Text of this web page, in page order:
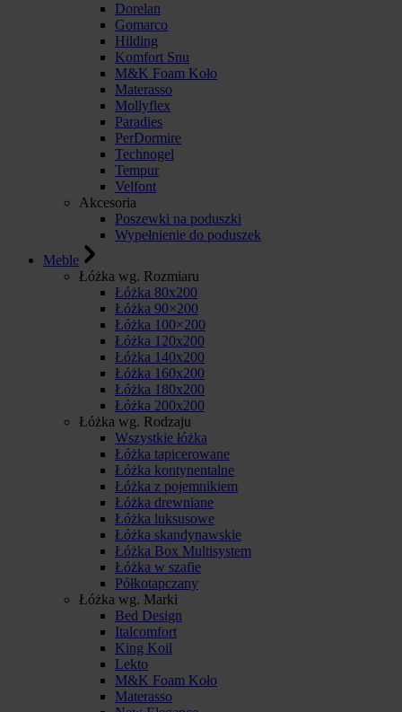
Dorelan
Gomarco
Hilding
Komfort Snu
M&K Foam Koło
Materasso
Mollyflex
Paradies
PerDormire
Technogel
Tempur
Velfont
Akcesoria
Poszewki na poduszki
Wypełnienie do poduszek
Meble
Łóżka wg. Rozmiaru
Łóżka 80x200
Łóżka 90×200
Łóżka 100×200
Łóżka 120x200
Łóżka 140x200
Łóżka 160x200
Łóżka 180x200
Łóżka 200x200
Łóżka wg. Rodzaju
Wszystkie łóżka
Łóżka tapicerowane
Łóżka kontynentalne
Łóżka z pojemnikiem
Łóżka drewniane
Łóżka luksusowe
Łóżka skandynawskie
Łóżka Box Multisystem
Łóżka w szafie
Półkotapczany
Łóżka wg. Marki
Bed Design
Italcomfort
King Koil
Lekto
M&K Foam Koło
Materasso